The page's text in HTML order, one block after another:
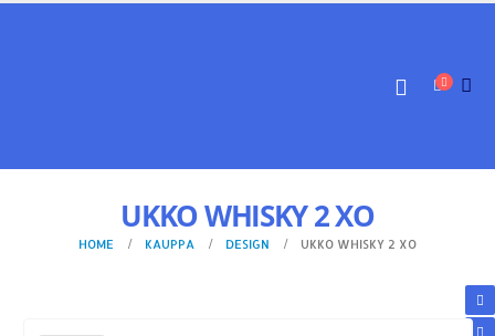
UKKO WHISKY 2 XO
HOME KAUPPA DESIGN UKKO WHISKY 2 XO